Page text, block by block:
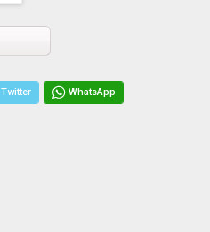
Twitter WhatsApp